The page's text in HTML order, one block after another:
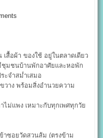
เสื้อผ้า ของใช้ อยู่ในตลาดเดียว
ชุมชนบ้านพักอาศัยและหอพัก
ะจำสม่ำเสมอ
วาง พร้อมสิ่งอำนวยความ
ไม่แพง เหมาะกับทุกเพศทุกวัย
าซอยวัดสวนส้ม (ตรงข้าม